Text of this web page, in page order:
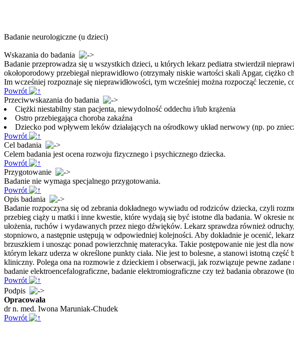
Badanie neurologiczne (u dzieci)
Wskazania do badania
Badanie przeprowadza się u wszystkich dzieci, u których lekarz pediatra stwierdził
okołoporodowy przebiegał nieprawidłowo (otrzymały niskie wartości skali Apgar,
Im wcześniej rozpoznaje się nieprawidłowości, tym wcześniej można rozpocząć leczenie,
Powrót
Przeciwwskazania do badania
Ciężki niestabilny stan pacjenta, niewydolność oddechu i/lub krążenia
Ostro przebiegająca choroba zakaźna
Dziecko pod wpływem leków działających na ośrodkowy układ nerwowy (np. po
Powrót
Cel badania
Celem badania jest ocena rozwoju fizycznego i psychicznego dziecka.
Powrót
Przygotowanie
Badanie nie wymaga specjalnego przygotowania.
Powrót
Opis badania
Badanie rozpoczyna się od zebrania dokładnego wywiadu od rodziców dziecka, czyli
przebieg ciąży u matki i inne kwestie, które wydają się być istotne dla badania. W
ułożenia, ruchów i wydawanych przez niego dźwięków. Lekarz sprawdza również
stopniowo, a następnie ustępują w odpowiedniej kolejności. Aby dokładnie je ocenić,
brzuszkiem i unosząc ponad powierzchnię materacyka. Takie postępowanie nie jest dla
którym lekarz uderza w określone punkty ciała. Nie jest to bolesne, a stanowi istotną
kliniczny. Polega ona na rozmowie z dzieckiem i obserwacji, jak rozwiązuje pewne
badanie elektroencefalograficzne, badanie elektromiograficzne czy też badania obrazowe
Powrót
Podpis
Opracowała
dr n. med. Iwona Maruniak-Chudek
Powrót